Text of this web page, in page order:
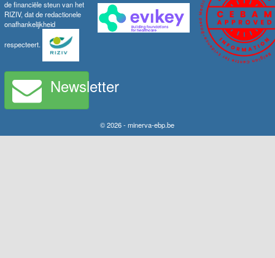
de financiële steun van het
RIZIV, dat de redactionele
onafhankelijkheid
respecteert.
Newsletter
© 2026 - minerva-ebp.be